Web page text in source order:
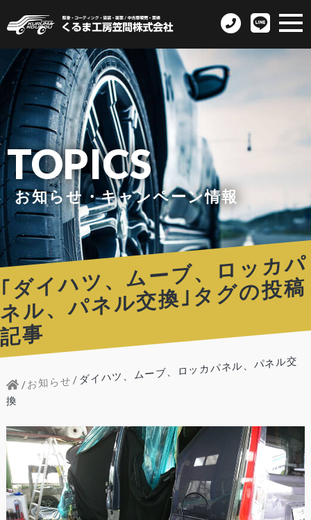
TOPICS
お知らせ・キャンペーン情報
｢
ダ
イ
ハ
ツ
、
ム
ー
ブ
、
ロ
ッ
カ
パ
ネ
ル
、
パ
ネ
ル
交
換｣
タ
グ
の
投
稿
記
事
お知らせ ダイハツ、ムーブ、ロッカパネル、パネル交
換